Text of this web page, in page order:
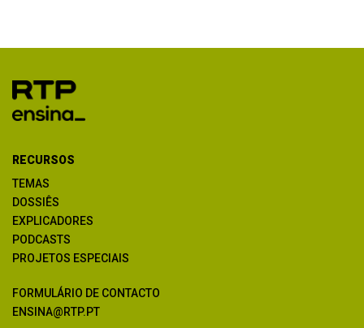
RECURSOS
TEMAS
DOSSIÊS
EXPLICADORES
PODCASTS
PROJETOS ESPECIAIS
FORMULÁRIO DE CONTACTO
ENSINA@RTP.PT